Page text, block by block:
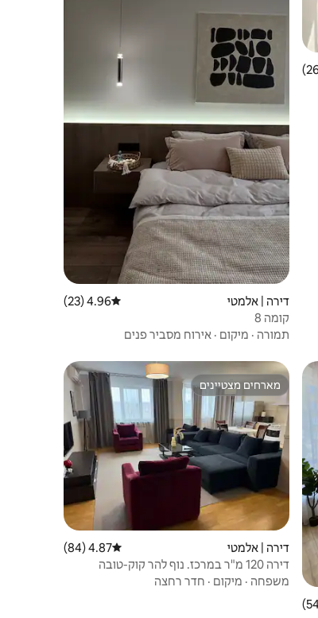
5, 26 ביקורות
דירה | אלמטי דירוג ממוצע של 4.96 מתוך 5, 23 ביקורות
4.96 (23)
קומה 8
תמורה · מיקום · אירוח מסביר פנים
5, 54 ביקורות
מארחים מצטיינים
מארחים מצטיינים
דירה | אלמטי דירוג ממוצע של 4.87 מתוך 5, 84 ביקורות
4.87 (84)
דירה 120 מ"ר במרכז. נוף להר קוק-טובה
משפחה · מיקום · חדר רחצה